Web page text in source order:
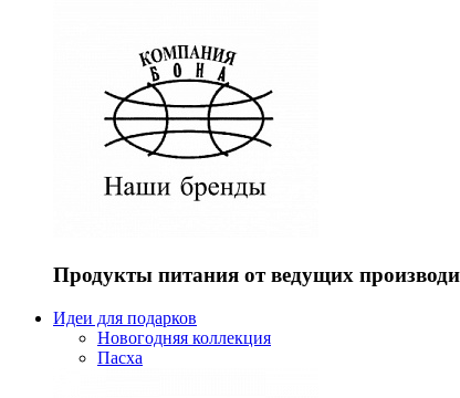
Продукты питания от ведущих
Идеи для подарков
Новогодняя коллекция
Пасха